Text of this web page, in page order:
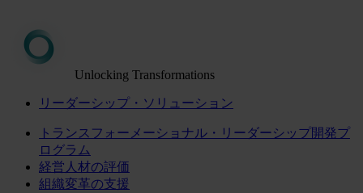
Unlocking Transformations
リーダーシップ・ソリューション
トランスフォーメーショナル・リーダーシップ開発プ
ログラム
経営人材の評価
組織変革の支援